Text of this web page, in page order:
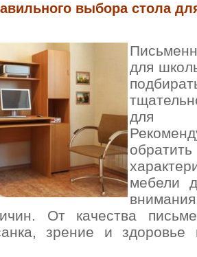
выбора стола
для
для
мебели
От качества
зрение и здоровье